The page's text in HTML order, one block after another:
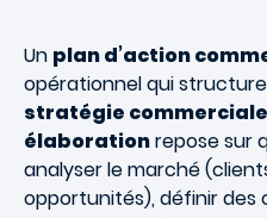
Un plan d’action
opérationnel qui
stratégie commerciale
élaborationrepose sur
analyser le marché
opportunités), définir